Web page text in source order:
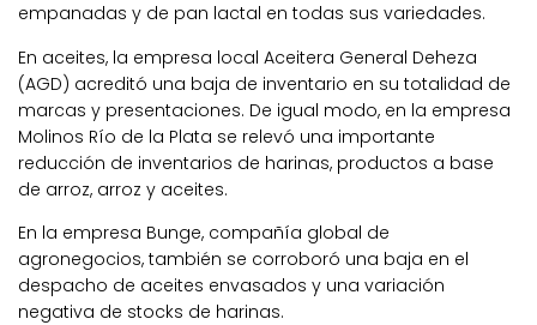
empanadas y de pan lactal en todas sus variedades.
En aceites, la empresa local Aceitera General Deheza
(AGD) acreditó una baja de inventario en su totalidad de
marcas y presentaciones. De igual modo, en la empresa
Molinos Río de la Plata se relevó una importante
reducción de inventarios de harinas, productos a base
de arroz, arroz y aceites.
En la empresa Bunge, compañía global de
agronegocios, también se corroboró una baja en el
despacho de aceites envasados y una variación
negativa de stocks de harinas.